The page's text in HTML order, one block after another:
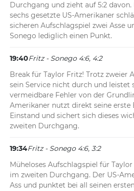
Durchgang und zieht auf 5:2
sechs gesetzte US-Amerikaner
sicheren Aufschlagspiel zwei Asse
Sonego lediglich einen Punkt.
19:40Fritz - Sonego 4:6, 4:2
Break für Taylor Fritz! Trotz zweier
sein Service nicht durch und leistet
vermeidbare Fehler von der
Amerikaner nutzt direkt seine erste
Einstand und sichert sich dieses
zweiten Durchgang.
19:34Fritz - Sonego 4:6, 3:2
Müheloses Aufschlagspiel für
im zweiten Durchgang. Der US-
Ass und punktet bei all seinen